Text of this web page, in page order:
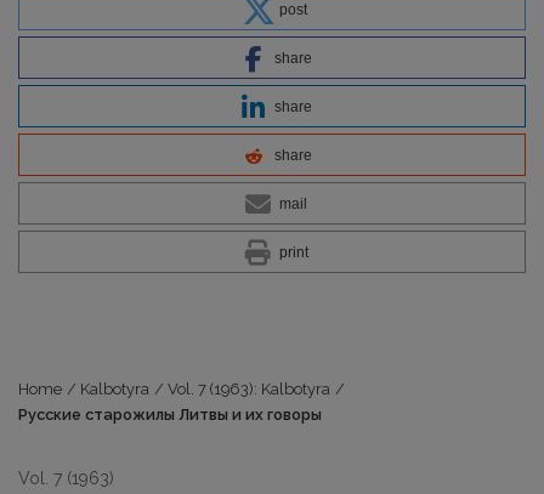
post
share
share
share
mail
print
Home / Kalbotyra / Vol. 7 (1963): Kalbotyra /
Русские старожилы Литвы и их говоры
Vol. 7 (1963)